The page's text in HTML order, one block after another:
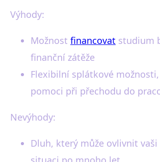
Výhody:
Možnost financovat studium
finanční zátěže
Flexibilní splátkové
pomoci při přechodu do
Nevýhody:
Dluh, který může ovlivnit